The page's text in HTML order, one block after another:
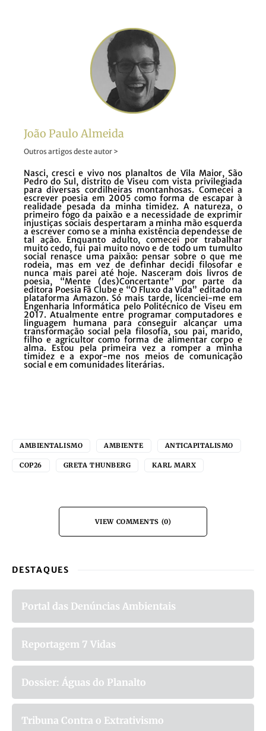
João Paulo Almeida
Outros artigos deste autor >
Nasci, cresci e vivo nos planaltos de Vila Maior, São
Pedro do Sul, distrito de Viseu com vista privilegiada
para diversas cordilheiras montanhosas. Comecei a
escrever poesia em 2005 como forma de escapar à
realidade pesada da minha timidez. A natureza, o
primeiro fogo da paixão e a necessidade de exprimir
injustiças sociais despertaram a minha mão esquerda
a escrever como se a minha existência dependesse de
tal ação. Enquanto adulto, comecei por trabalhar
muito cedo, fui pai muito novo e de todo um tumulto
social renasce uma paixão: pensar sobre o que me
rodeia, mas em vez de definhar decidi filosofar e
nunca mais parei até hoje. Nasceram dois livros de
poesia, “Mente (des)Concertante” por parte da
editora Poesia Fã Clube e “O Fluxo da Vida” editado na
plataforma Amazon. Só mais tarde, licenciei-me em
Engenharia Informática pelo Politécnico de Viseu em
2017. Atualmente entre programar computadores e
linguagem humana para conseguir alcançar uma
transformação social pela filosofia, sou pai, marido,
filho e agricultor como forma de alimentar corpo e
alma. Estou pela primeira vez a romper a minha
timidez e a expor-me nos meios de comunicação
social e em comunidades literárias.
AMBIENTALISMO AMBIENTE ANTICAPITALISMO
COP26 GRETA THUNBERG KARL MARX
VIEW COMMENTS (0)
DESTAQUES
Portal das Denúncias Ambientais
Reportagem 7 Vidas
Dossier: Águas do Planalto
Tribuna Contra o Extrativismo